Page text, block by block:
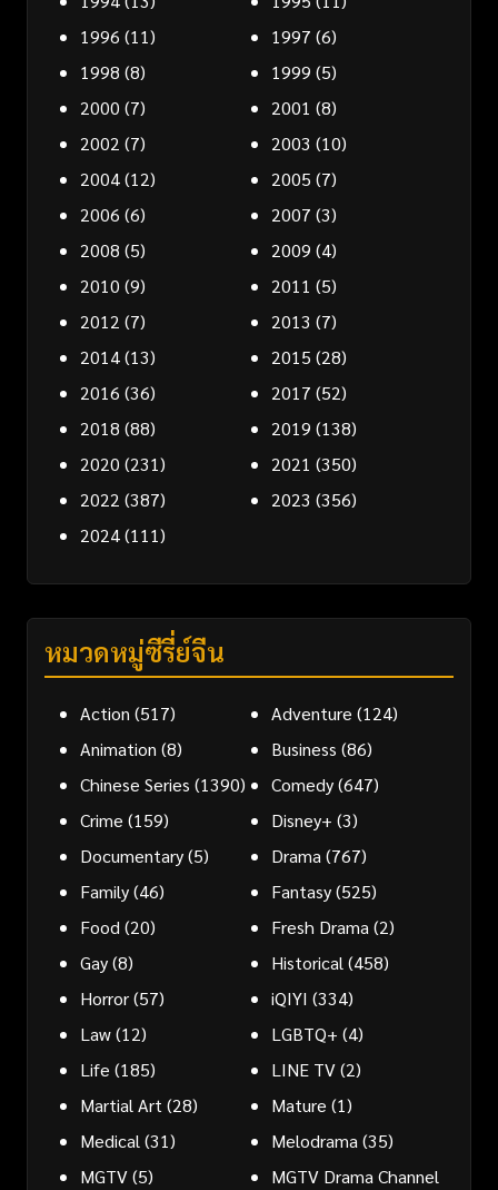
1996 (11) 1997 (6)
1998 (8) 1999 (5)
2000 (7) 2001 (8)
2002 (7) 2003 (10)
2004(12) 2005 (7)
2006 (6) 2007 (3)
2008 (5) 2009 (4)
2010 (9) 2011 (5)
2012 (7) 2013 (7)
2014(13) 2015 (28)
2016 (36) 2017 (52)
2018 (88) 2019 (138)
2020 (231) 2021 (350)
2022 (387) 2023 (356)
2024(111)
หมวดหมู่ซีรี่ย์จีน
Action (517) Adventure (124)
Animation (8) Business (86)
Chinese Series (1390) Comedy(647)
Crime (159) Disney+ (3)
Documentary(5) Drama(767)
Family(46) Fantasy(525)
Food(20) Fresh Drama(2)
Gay(8) Historical(458)
Horror(57) iQIYI (334)
Law(12) LGBTQ+ (4)
Life (185) LINE TV(2)
Martial Art(28) Mature (1)
Medical(31) Melodrama(35)
MGTV(5)
MGTV Drama Channel